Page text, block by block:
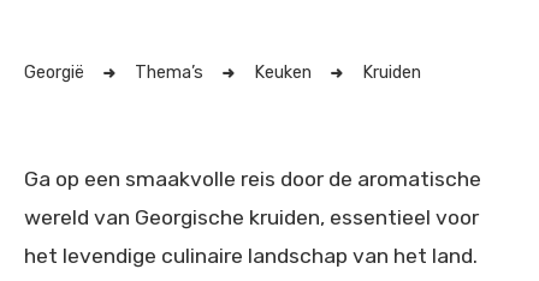
Georgië Thema’s Keuken Kruiden
Ga op een smaakvolle reis door de aromatische
wereld van Georgische kruiden, essentieel voor
het levendige culinaire landschap van het land.